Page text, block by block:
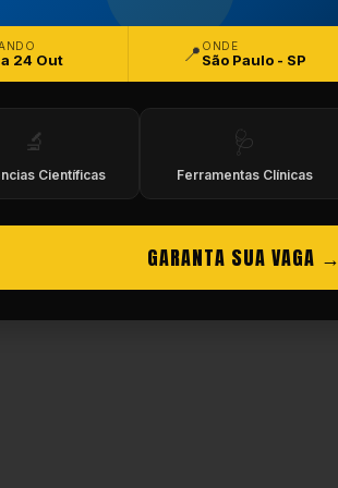
Reservados.
24 Out 📍 ONDE
São Paulo - SP
🔬
Científicas
🩺
Ferramentas Clínicas
GARANTA SUA VAGA →